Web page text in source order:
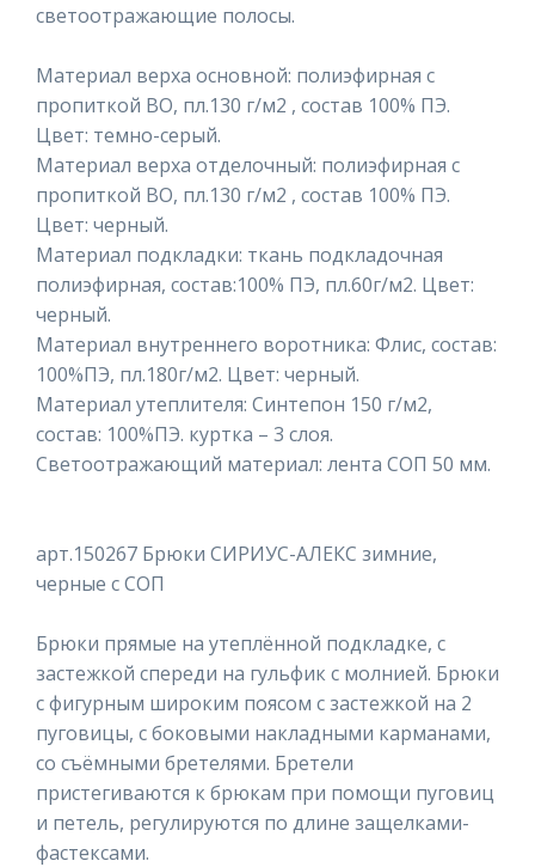
светоотражающие полосы.
Материал верха основной: полиэфирная с
пропиткой ВО, пл.130 г/м2 , состав 100% ПЭ.
Цвет: темно-серый.
Материал верха отделочный: полиэфирная с
пропиткой ВО, пл.130 г/м2 , состав 100% ПЭ.
Цвет: черный.
Материал подкладки: ткань подкладочная
полиэфирная, состав:100% ПЭ, пл.60г/м2. Цвет:
черный.
Материал внутреннего воротника: Флис, состав:
100%ПЭ, пл.180г/м2. Цвет: черный.
Материал утеплителя: Синтепон 150 г/м2,
состав: 100%ПЭ. куртка – 3 слоя.
Светоотражающий материал: лента СОП 50 мм.
арт.150267 Брюки СИРИУС-АЛЕКС зимние,
черные с СОП
Брюки прямые на утеплённой подкладке, с
застежкой спереди на гульфик с молнией. Брюки
с фигурным широким поясом с застежкой на 2
пуговицы, с боковыми накладными карманами,
со съёмными бретелями. Бретели
пристегиваются к брюкам при помощи пуговиц
и петель, регулируются по длине защелками-
фастексами.